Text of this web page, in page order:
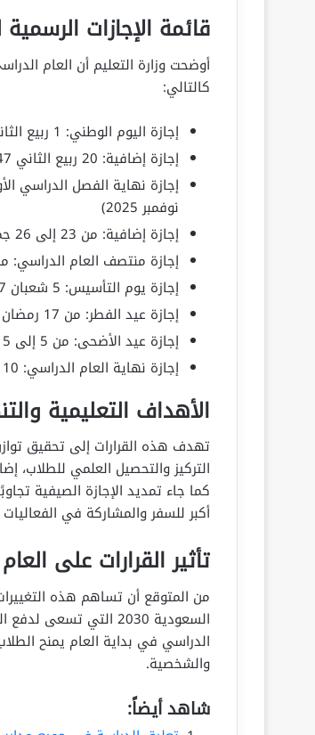
قائمة الإجازات الرسمية للعام
أوضحت وزارة التعليم أن العام
كالتالي:
إجازة اليوم الوطني: 1 ربيع الثاني 1447 هـ (23 سبتمبر 2025)
إجازة إضافية: 20 ربيع الثاني 1447 هـ (12 أكتوبر 2025)
نوفمبر 2025)
إجازة إضافية: من 23 إلى 26 جمادى الآخرة 1447 هـ (من 14 إلى 17 ديسمبر 2025)
إجازة منتصف العام الدراسي: من 20 إلى 28 رجب 1447 هـ (من 9 إلى 17 يناير
إجازة يوم التأسيس: 5 شعبان 1447 هـ (22 فبراير 2026)
إجازة عيد الفطر: من 17 رمضان حتى 9 شوال 1447 هـ (من 6 إلى 28 مارس 2026)
إجازة عيد الأضحى: من 5 إلى 15 ذو الحجة 1447 هـ (من 22 مايو إلى 1 يونيو 2026)
إجازة نهاية العام الدراسي: 10 محرم 1448 هـ (25 يونيو 2026)
الأهداف التعليمية
تهدف هذه القرارات إلى تحقيق
التركيز والتحصيل العلمي للطلاب،
كما جاء تمديد الإجازة الصيفية
أكبر للسفر والمشاركة في
تأثير القرارات على
من المتوقع أن تساهم هذه
السعودية 2030 التي
الدراسي في بداية العام يمنح
والشخصية.
شاهد أيضاً: